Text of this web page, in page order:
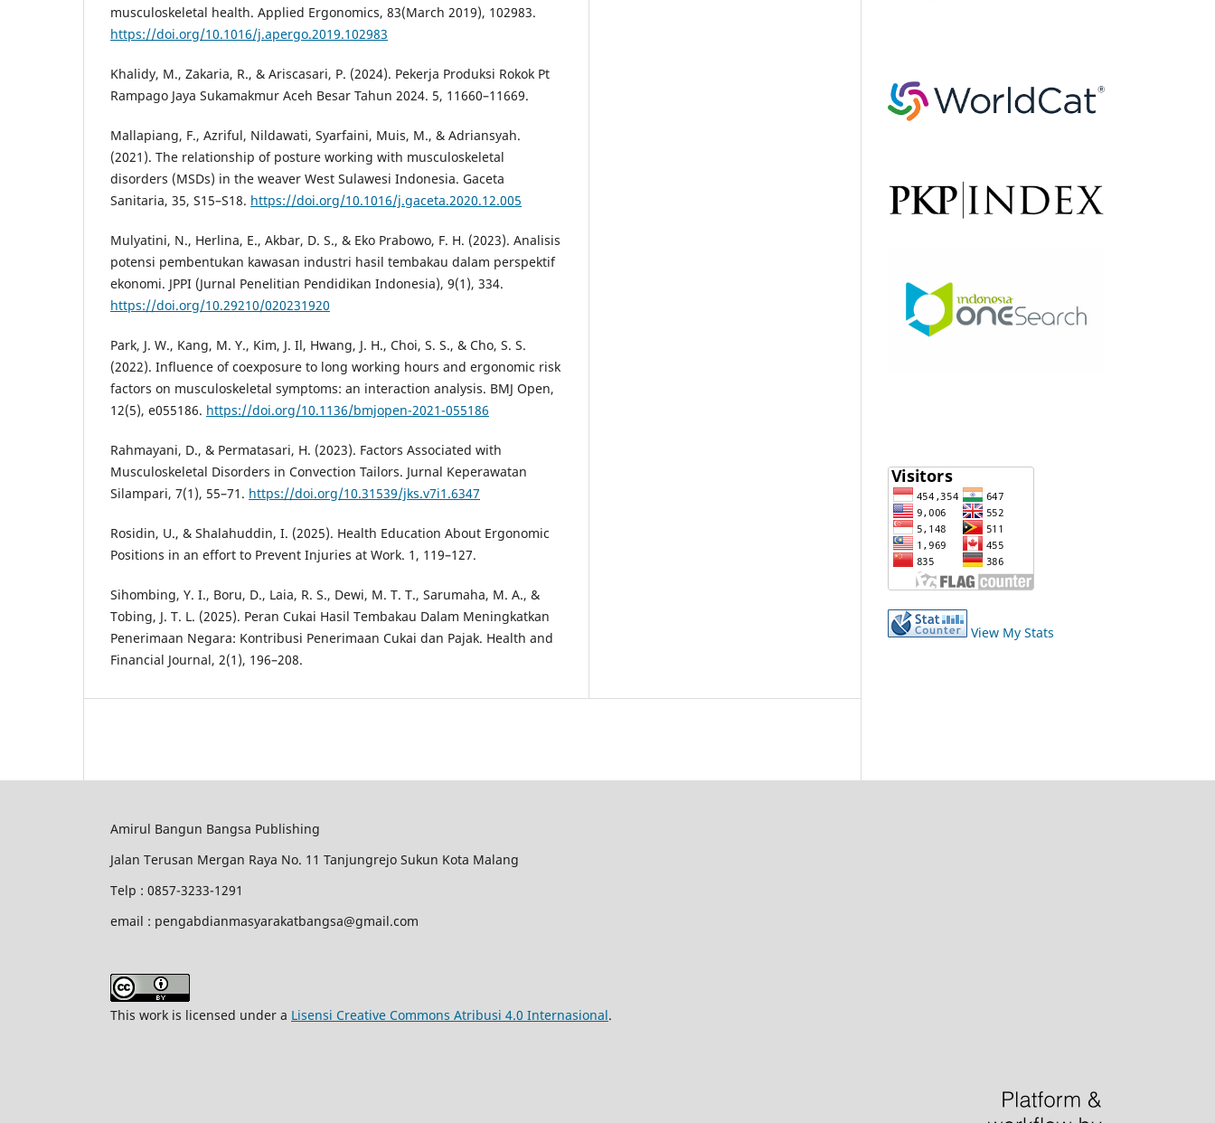
musculoskeletal health. Applied Ergonomics, 83(March 2019), 102983.
https://doi.org/10.1016/j.apergo.2019.102983
Khalidy, M., Zakaria, R., & Ariscasari, P. (2024). Pekerja Produksi Rokok Pt
Rampago Jaya Sukamakmur Aceh Besar Tahun 2024. 5, 11660–11669.
Mallapiang, F., Azriful, Nildawati, Syarfaini, Muis, M., & Adriansyah.
(2021). The relationship of posture working with musculoskeletal
disorders (MSDs) in the weaver West Sulawesi Indonesia. Gaceta
Sanitaria, 35, S15–S18. https://doi.org/10.1016/j.gaceta.2020.12.005
Mulyatini, N., Herlina, E., Akbar, D. S., & Eko Prabowo, F. H. (2023). Analisis
potensi pembentukan kawasan industri hasil tembakau dalam perspektif
ekonomi. JPPI (Jurnal Penelitian Pendidikan Indonesia), 9(1), 334.
https://doi.org/10.29210/020231920
Park, J. W., Kang, M. Y., Kim, J. Il, Hwang, J. H., Choi, S. S., & Cho, S. S.
(2022). Influence of coexposure to long working hours and ergonomic risk
factors on musculoskeletal symptoms: an interaction analysis. BMJ Open,
12(5), e055186. https://doi.org/10.1136/bmjopen-2021-055186
Rahmayani, D., & Permatasari, H. (2023). Factors Associated with
Musculoskeletal Disorders in Convection Tailors. Jurnal Keperawatan
Silampari, 7(1), 55–71. https://doi.org/10.31539/jks.v7i1.6347
Rosidin, U., & Shalahuddin, I. (2025). Health Education About Ergonomic
Positions in an effort to Prevent Injuries at Work. 1, 119–127.
Sihombing, Y. I., Boru, D., Laia, R. S., Dewi, M. T. T., Sarumaha, M. A., &
Tobing, J. T. L. (2025). Peran Cukai Hasil Tembakau Dalam Meningkatkan
Penerimaan Negara: Kontribusi Penerimaan Cukai dan Pajak. Health and
Financial Journal, 2(1), 196–208.
View My Stats
Amirul Bangun Bangsa Publishing
Jalan Terusan Mergan Raya No. 11 Tanjungrejo Sukun Kota Malang
Telp : 0857-3233-1291
email : pengabdianmasyarakatbangsa@gmail.com
This work is licensed under a Lisensi Creative Commons Atribusi 4.0 Internasional.